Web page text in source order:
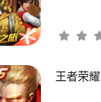
王者荣耀